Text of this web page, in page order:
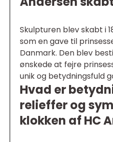
Skulpturen blev skabt i
som en gave til
Danmark. Den blev
ønskede at fejre
unik og betydningsfuld
Hvad er
relieffer og
klokken af HC